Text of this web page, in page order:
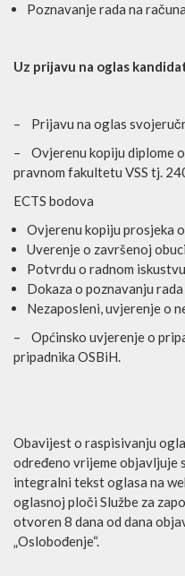
Poznavanje rada na
Uz prijavu na oglas
– Prijavu na oglas
– Ovjerenu kopiju diplome
pravnom fakultetu VSS tj.
ECTS bodova
Ovjerenu kopiju prosjeka
Uverenje o završenoj
Potvrdu o radnom iskustvu
Dokaza o poznavanju
Nezaposleni, uvjerenje o
– Općinsko uvjerenje o
pripadnika OSBiH.
Obavijest o raspisivanju
određeno vrijeme objavljuje
integralni tekst oglasa na
oglasnoj ploči Službe za
otvoren 8 dana od dana
„Oslobođenje“.